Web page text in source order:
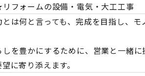
フォームの設備・電気・大工工事
は何と言っても、完成を目指し、
を豊かにするために、営業と一緒
に寄り添えます。